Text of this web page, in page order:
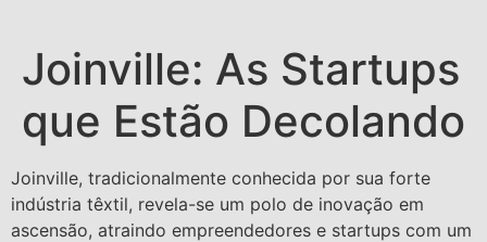
Joinville: As Startups
que Estão Decolando
Joinville, tradicionalmente conhecida por sua forte
indústria têxtil, revela-se um polo de inovação em
ascensão, atraindo empreendedores e startups com um